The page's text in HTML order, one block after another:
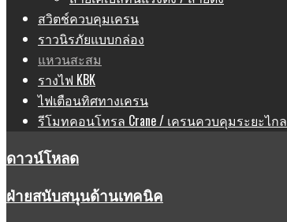
สวิตช์ควบคุมเครน
ราวนิรภัยแบบกล่อง
แหวนสะสม
รางไฟ KBK
ไฟเตือนทิศทางเครน
รีโมทคอนโทรล Crane / เครนควบคุมระยะไกล
ดาวน์โหลด
ฝ่ายสนับสนุนด้านเทคนิค